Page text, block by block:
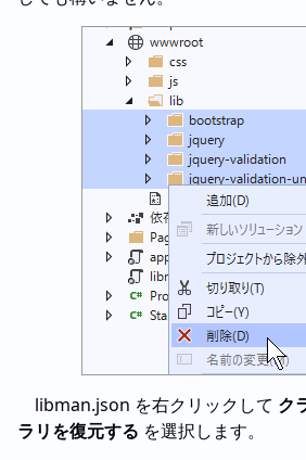
libman.json を右クリックして ク
ラリを復元する を選択します。